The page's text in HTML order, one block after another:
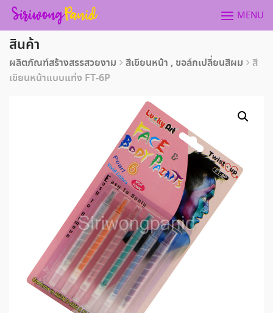
Skip
content
MENU
สินค้า
ผลิตภัณฑ์สร้างสรรสวยงาม สีเขียนหน้า , ชอล์กเปลี่ยนสีผม
สี
เขียนหน้าแบบแท่ง FT-6P